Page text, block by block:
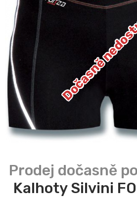
Dočasně
Kalhoty Silvini